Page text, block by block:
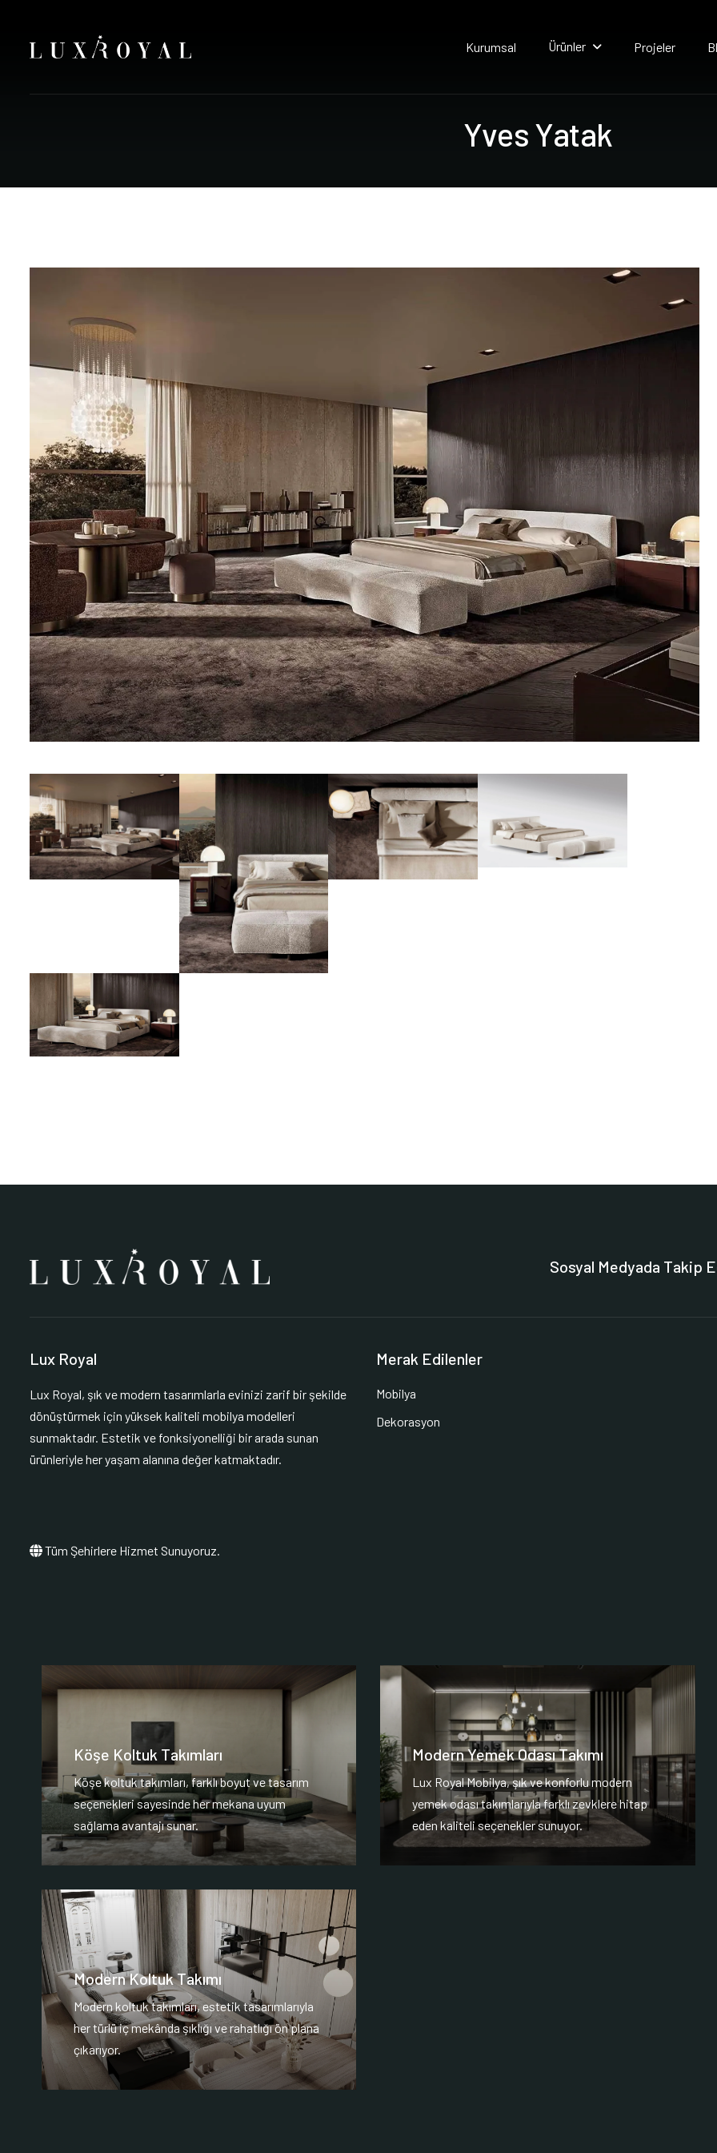
Kurumsal Ürünler Projeler
YvesYatak
Sosyal Medyada Takip
Lux Royal
Lux Royal, şık ve modern tasarımlarla evinizi zarif bir şekilde
dönüştürmek için yüksek kaliteli mobilya modelleri
sunmaktadır. Estetik ve fonksiyonelliği bir arada sunan
ürünleriyle her yaşam alanına değer katmaktadır.
Tüm Şehirlere Hizmet Sunuyoruz.
Merak Edilenler
Mobilya
Dekorasyon
Köşe Koltuk Takımları
Köşe koltuk takımları, farklı boyut ve tasarım
seçenekleri sayesinde her mekana uyum
sağlama avantajı sunar.
Modern Yemek Odası Takımı
Lux Royal Mobilya, şık ve konforlu modern
yemek odası takımlarıyla farklı zevklere hitap
eden kaliteli seçenekler sunuyor.
Modern Koltuk Takımı
Modern koltuk takımları, estetik tasarımlarıyla
her türlü iç mekânda şıklığı ve rahatlığı ön plana
çıkarıyor.